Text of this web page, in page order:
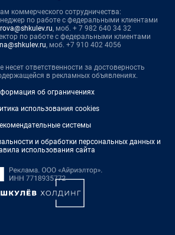
коммерческого сотрудничества:
по работе с федеральными клиентами
, моб. + 7 982 640 34 32
по работе с федеральными клиентами
, моб. +7 910 402 4056
несет ответственности за достоверность
в рекламных объявлениях.
об ограничениях
использования cookies
системы
и обработки персональных данных и
использования сайта